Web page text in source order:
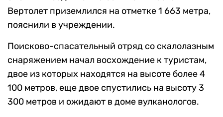
Вертолет приземлился на отметке 1 663 метра,
пояснили в учреждении.
Поисково-спасательный отряд со скалолазным
снаряжением начал восхождение к туристам,
двое из которых находятся на высоте более 4
100 метров, еще двое спустились на высоту 3
300 метров и ожидают в доме вулканологов.